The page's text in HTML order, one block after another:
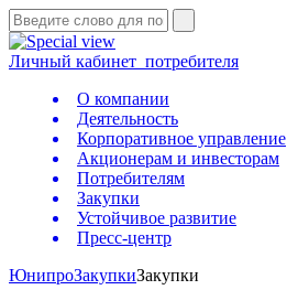
Личный кабинет потребителя
О компании
Деятельность
Корпоративное управление
Акционерам и инвесторам
Потребителям
Закупки
Устойчивое развитие
Пресс-центр
ЮнипроЗакупкиЗакупки